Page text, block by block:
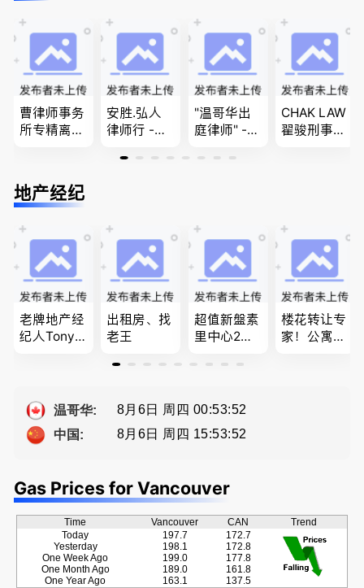
问题
民和魁北克
PEQ60472
08731
移民签证
、翻译和海
牙认证
曹律师事务
所专精离
经济纠纷，
財產分割，
买卖
安胜.弘人
律师行 -
最大的华人
律师、多语
种服务、高
效优质、助
您安心乐
业、胜劵稳
操)
"温哥华出
庭律师" -
务所 - 劳动
纠纷，审判
CHAK LAW
翟骏刑事交
地产经纪
老牌地产经
纪人Tony L
佣
出租房、找
老王
超值新盤素
里中心2房1
級公寓，So
-689-5519
楼花转让专
家！公寓销
温哥华:
8月6日 周四 00:53:53
中国:
8月6日 周四 15:53:53
Gas Prices for Vancouver
Time Vancouver CAN
Trend
Today
Yesterday
One Week Ago
One Month Ago
One Year Ago
197.7
198.1
199.0
189.0
163.1
172.7
172.8
177.8
161.8
137.5